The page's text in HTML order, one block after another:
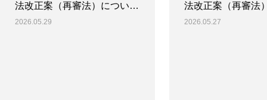
法改正案（再審法）につい…
2026.05.29
法改正案（再審法
2026.05.27